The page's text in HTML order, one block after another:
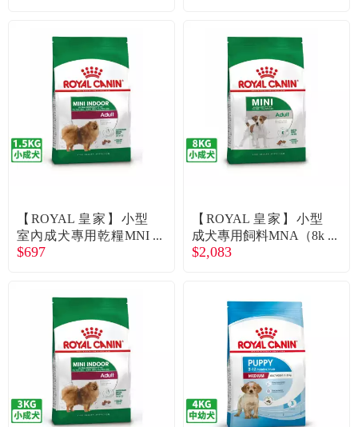
【ROYAL 皇家】小型
室內成犬專用乾糧MNI
NA（1.5kg）
$697
【ROYAL 皇家】小型
成犬專用飼料MNA（8k
g）
$2,083